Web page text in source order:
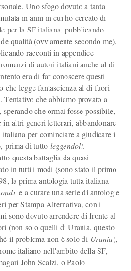
Uno sfogo dovuto a tanta
in anni in cui ho cercato di
per la SF italiana, pubblicando
qualità (ovviamente secondo me),
racconti in appendice
di autori italiani anche al di
era di far conoscere questi
che legge fantascienza al di fuori
Tentativo che abbiamo provato a
che ormai fosse possibile,
in altri generi letterari, abbandonare
per cominciare a giudicare i
prima di tutto leggendoli.
questa battaglia da quasi
in tutti i modi (sono stato il primo
la prima antologia tutta italiana
, e a curare una serie di antologie
per Stampa Alternativa, con i
sono dovuto arrendere di fronte al
(non solo quelli di Urania, questo
il problema non è solo di Urania),
italiano nell'ambito della SF,
John Scalzi, o Paolo